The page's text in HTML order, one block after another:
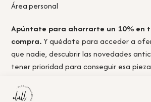
Área personal
Apúntate para ahorrarte un 10% en
compra.Y quédate para acceder a
que nadie, descubrir las novedades
tener prioridad para conseguir esa